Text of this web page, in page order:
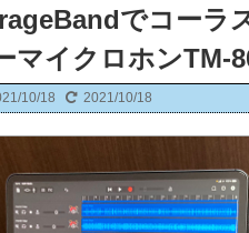
でコーラ
マイクロホンTM-
10/18 2021/10/18